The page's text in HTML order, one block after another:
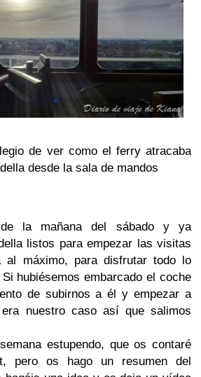
de ver como el ferry atracaba
desde la sala de mandos
la mañana del sábado y ya
listos para empezar las visitas
al máximo, para disfrutar todo lo
hubiésemos embarcado el coche
de subirnos a él y empezar a
nuestro caso así que salimos
estupendo, que os contaré
pero os hago un resumen del